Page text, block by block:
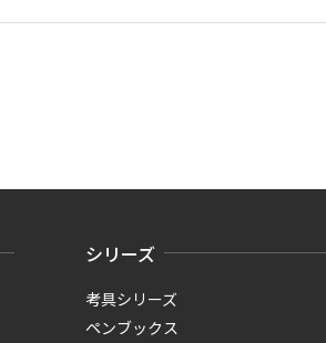
シリーズ
考具シリーズ
ペンブックス